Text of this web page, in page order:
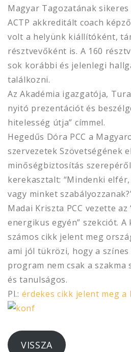
Magyar Tagozatának
ACTP akkreditált coach
volt a helyünk kiállítóként,
résztvevőként is. A 160
sok korábbi és jelenlegi
találkozni.
Az Akadémia igazgatója,
nyitó prezentációt és
hitelesség útja” címmel.
Hegedűs Dóra PCC a
szervezetek Szövetségének
minőségbiztosítás
kerekasztalt: “Mindenki
vagy minket
Madai Kriszta PCC vezette az
energikus egyén” szekciót.
számos cikk jelent meg
ami jól tükrözi, hogy a
program nem csak a szakma
és tanulságos.
Pl.: érdekes cikk jelent meg a
VISSZA